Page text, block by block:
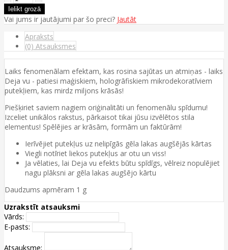
Vai jums ir jautājumi par šo preci? Jautāt
Apraksts
(0) Atsauksmes
Laiks fenomenālam efektam, kas rosina sajūtas un atmiņas - laiks
Deja vu - patiesi maģiskiem, hologrāfiskiem mikrodekoratīviem
putekļiem, kas mirdz miljons krāsās!
Piešķiriet saviem nagiem oriģinalitāti un fenomenālu spīdumu!
Izceliet unikālos rakstus, pārkaisot tikai jūsu izvēlētos stila
elementus! Spēlējies ar krāsām, formām un faktūrām!
Ierīvējiet putekļus uz nelipīgās gēla lakas augšējās kārtas
Viegli notīriet liekos putekļus ar otu un viss!
Ja vēlaties, lai Deja vu efekts būtu spīdīgs, vēlreiz nopulējiet
nagu plāksni ar gēla lakas augšējo kārtu
Daudzums apmēram 1 g
Uzrakstīt atsauksmi
Vārds:
E-pasts:
Atsauksme: